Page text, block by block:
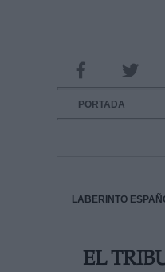
PORTADA
LABERINTO
EL
INFORMACION SOBRE LA
Responsable:
Destinatarios:
link